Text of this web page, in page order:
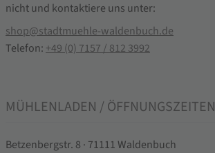
nicht und kontaktiere uns unter:
shop@stadtmuehle-waldenbuch.de
Telefon:+49 (0) 7157 / 812 3992
MÜHLENLADEN / ÖFFNUNGSZEITEN
Betzenbergstr. 8 · 71111 Waldenbuch